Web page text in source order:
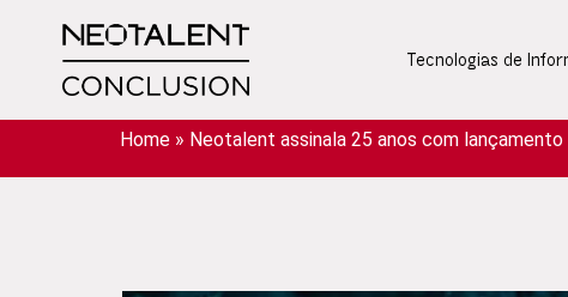
Tecnologias de
Home » Neotalent assinala 25 anos com